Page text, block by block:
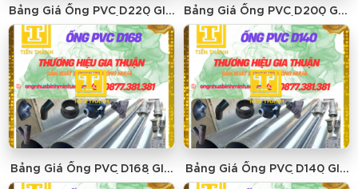
Bảng Giá Ống PVC D220 GIA
THUẬN - GIÁ RẺ NHẤT
Bảng Giá Ống PVC D200 GIA
THUẬN - GIÁ RẺ NHẤT
Bảng Giá Ống PVC D168 GIA
THUẬN - GIÁ RẺ NHẤT
Bảng Giá Ống PVC D140 GIA
THUẬN - GIÁ RẺ NHẤT